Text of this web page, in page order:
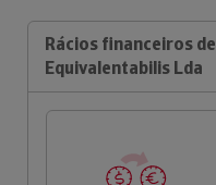
Rácios financeiros de
Equivalentabilis Lda